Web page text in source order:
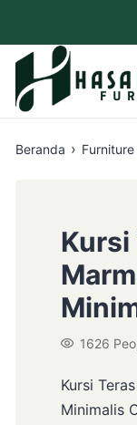
Beranda ›
Kursi
1626
Kursi
Minimalis